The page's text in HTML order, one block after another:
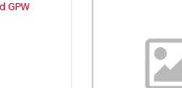
GPW